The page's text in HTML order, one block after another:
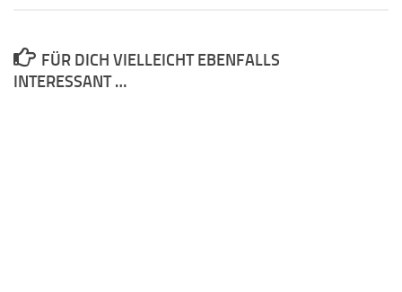
FÜR DICH VIELLEICHT EBENFALLS
INTERESSANT …